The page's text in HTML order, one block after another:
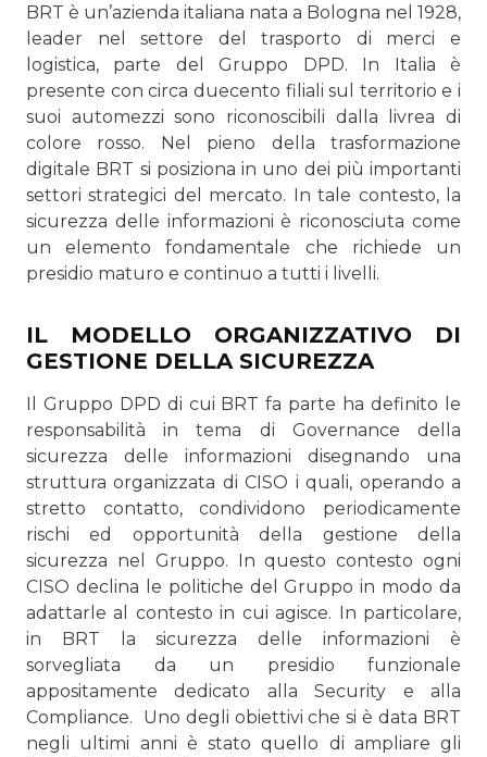
BRT è un’azienda italiana nata a Bologna nel 1928,
leader nel settore del trasporto di merci e
logistica, parte del Gruppo DPD. In Italia è
presente con circa duecento filiali sul territo­rio e i
suoi automezzi sono riconoscibili dalla livrea di
colore rosso. Nel pieno della trasformazione
digitale BRT si posizio­na in uno dei più importanti
settori strategici del mercato. In tale contesto, la
sicurezza delle informazioni è riconosciu­ta come
un elemento fondamentale che richiede un
presidio maturo e continuo a tutti i livelli.
IL MODELLO ORGANIZZATIVO DI
GESTIONE DELLA SICUREZZA
Il Gruppo DPD di cui BRT fa parte ha definito le
responsabi­lità in tema di Governance della
sicurezza delle informazioni disegnando una
struttura organizzata di CISO i quali, ope­rando a
stretto contatto, condividono periodicamente
rischi ed opportunità della gestione della
sicurezza nel Gruppo. In questo contesto ogni
CISO declina le politiche del Gruppo in modo da
adattarle al contesto in cui agisce. In particolare,
in BRT la sicurezza delle informazioni è
sorvegliata da un presi­dio funzionale
appositamente dedicato alla Security e alla
Compliance. Uno degli obiettivi che si è data BRT
negli ultimi anni è stato quello di ampliare gli